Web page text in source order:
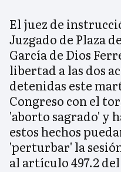
El juez de
Juzgado de Plaza
García de Dios
libertad a las dos
detenidas este
Congreso con el
'aborto sagrado' y
estos hechos
'perturbar' la
al artículo 497.2